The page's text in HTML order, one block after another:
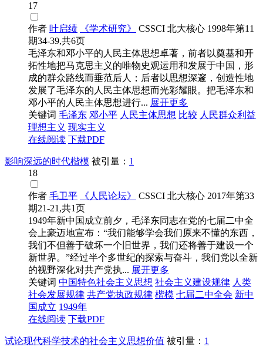
17
作者 叶启绩 《学术研究》 CSSCI 北大核心 1998年第11
期34-39,共6页
毛泽东和邓小平的人民主体思想卓著，前者以奠基和开
拓性地把马克思主义的唯物史观运用和发展于中国，形
成的群众路线而垂范后人；后者以思想深邃，创造性地
发展了毛泽东的人民主体思想而光彩耀眼。把毛泽东和
邓小平的人民主体思想进行... 展开更多
关键词 毛泽东 邓小平 人民主体思想 比较 人民群众利益
理想主义 现实主义
在线阅读 下载PDF
影响深远的时代楷模 被引量： 1
18
作者 毛卫平 《人民论坛》 CSSCI 北大核心 2017年第33
期21-21,共1页
1949年新中国成立前夕，毛泽东同志在党的七届二中全
会上豪迈地宣布：“我们能够学会我们原来不懂的东西，
我们不但善于破坏一个旧世界，我们还将善于建设一个
新世界。”经过半个多世纪的探索与奋斗，我们党以全新
的视野深化对共产党执... 展开更多
关键词 中国特色社会主义思想 社会主义建设规律 人类
社会发展规律 共产党执政规律 楷模 七届二中全会 新中
国成立 1949年
在线阅读 下载PDF
试论现代科学技术的社会主义思想价值 被引量： 1